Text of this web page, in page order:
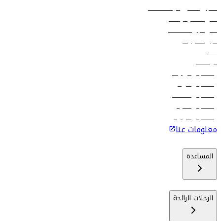
تسجيل الدخول لوكلاء السفر
أدنى أسعار الرحلات
فلاي دبي للعطلات
تأجير السيارات
فنادق
الوظائف
رحلات إلى تبيليسي
رحلات إلى الرياض
رحلات إلى مسقط
رحلات إلى ماليه
رحلات إلى كولومبو
معلومات عنا
المساعدة
الرحلات الرائجة